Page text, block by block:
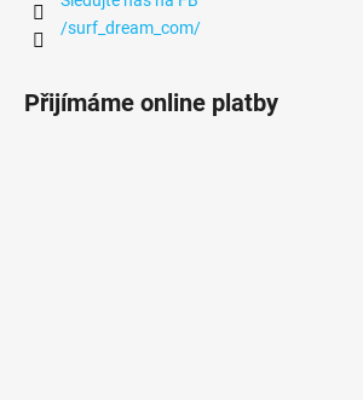
/surf_dream_com/
Přijímáme online platby